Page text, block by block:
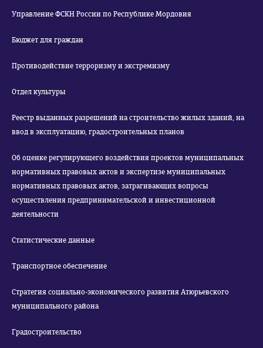
Управление ФСКН России по Республике Мордовия
Бюджет для граждан
Противодействие терроризму и экстремизму
Отдел культуры
Реестр выданных разрешений на строительство жилых зданий, на
ввод в эксплуатацию, градостроительных планов
Об оценке регулирующего воздействия проектов муниципальных
нормативных правовых актов и экспертизе муниципальных
нормативных правовых актов, затрагивающих вопросы
осуществления предпринимательской и инвестиционной
деятельности
Статистические данные
Транспортное обеспечение
Стратегия социально-экономического развития Атюрьевского
муниципального района
Градостроительство